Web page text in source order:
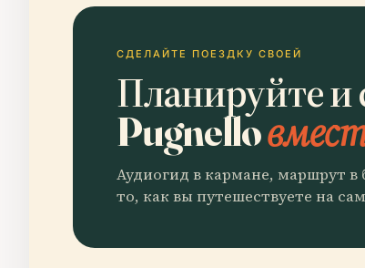
СДЕЛАЙТЕ ПОЕЗДКУ СВОЕЙ
Планируйте и
Pugnello
Аудиогид в кармане, маршрут в
то, как вы путешествуете на